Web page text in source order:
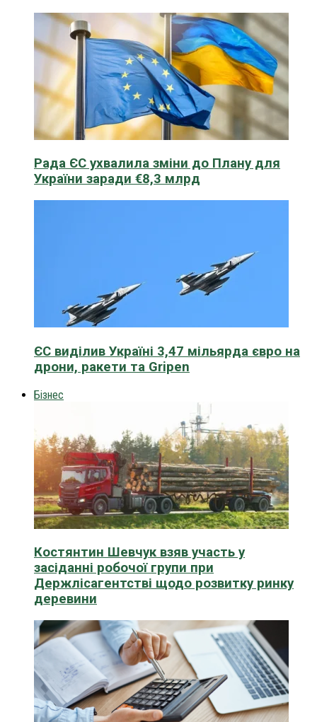
Рада ЄС ухвалила зміни до Плану для
України заради €8,3 млрд
ЄС виділив Україні 3,47 мільярда євро на
дрони, ракети та Gripen
Бізнес
Костянтин Шевчук взяв участь у
засіданні робочої групи при
Держлісагентстві щодо розвитку ринку
деревини